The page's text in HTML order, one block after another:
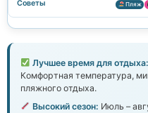
Пляж
Лучшее время для отдыха:
Комфортная температура,
пляжного отдыха.
Высокий сезон: Июль –